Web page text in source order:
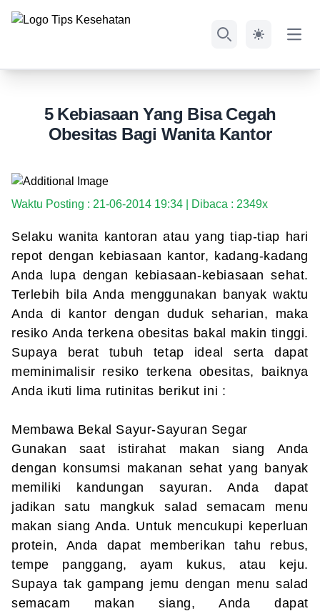
5 Kebiasaan Yang Bisa Cegah
Obesitas Bagi Wanita Kantor
Waktu Posting : 21-06-2014 19:34 | Dibaca : 2349x
Selaku wanita kantoran atau yang tiap-tiap hari
repot dengan kebiasaan kantor, kadang-kadang
Anda lupa dengan kebiasaan-kebiasaan sehat.
Terlebih bila Anda menggunakan banyak waktu
Anda di kantor dengan duduk seharian, maka
resiko Anda terkena obesitas bakal makin tinggi.
Supaya berat tubuh tetap ideal serta dapat
meminimalisir resiko terkena obesitas, baiknya
Anda ikuti lima rutinitas berikut ini :
Membawa Bekal Sayur-Sayuran Segar
Gunakan saat istirahat makan siang Anda
dengan konsumsi makanan sehat yang banyak
memiliki kandungan sayuran. Anda dapat
jadikan satu mangkuk salad semacam menu
makan siang Anda. Untuk mencukupi keperluan
protein, Anda dapat memberikan tahu rebus,
tempe panggang, ayam kukus, atau keju.
Supaya tak gampang jemu dengan menu salad
semacam makan siang, Anda dapat